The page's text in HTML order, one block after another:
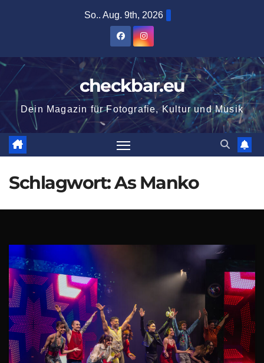
So.. Aug. 9th, 2026
checkbar.eu
Dein Magazin für Fotografie, Kultur und Musik
Schlagwort:As Manko